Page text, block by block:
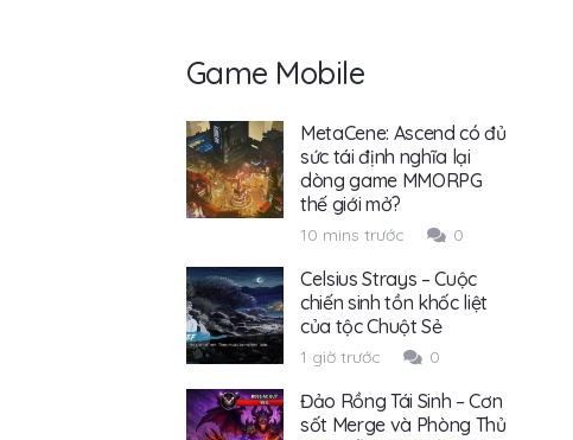
Game Mobile
MetaCene: Ascend có đủ
sức tái định nghĩa lại
dòng game MMORPG
thế giới mở?
10 mins trước 0
Celsius Strays – Cuộc
chiến sinh tồn khốc liệt
của tộc Chuột Sẻ
1 giờ trước 0
Đảo Rồng Tái Sinh – Cơn
sốt Merge và Phòng Thủ